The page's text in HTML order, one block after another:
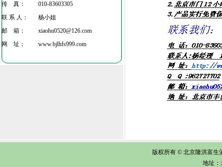
传 真：
010-83603305
联 系 人：
杨小姐
邮 箱：
xiaohu0520@126.com
网 址：
www.bjlhfs999.com
版权所有 © 北京隆洪富生
地址：